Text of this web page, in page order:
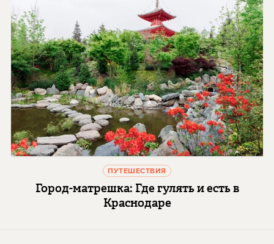
ПУТЕШЕСТВИЯ
Город-матрешка: Где гулять и есть в
Краснодаре